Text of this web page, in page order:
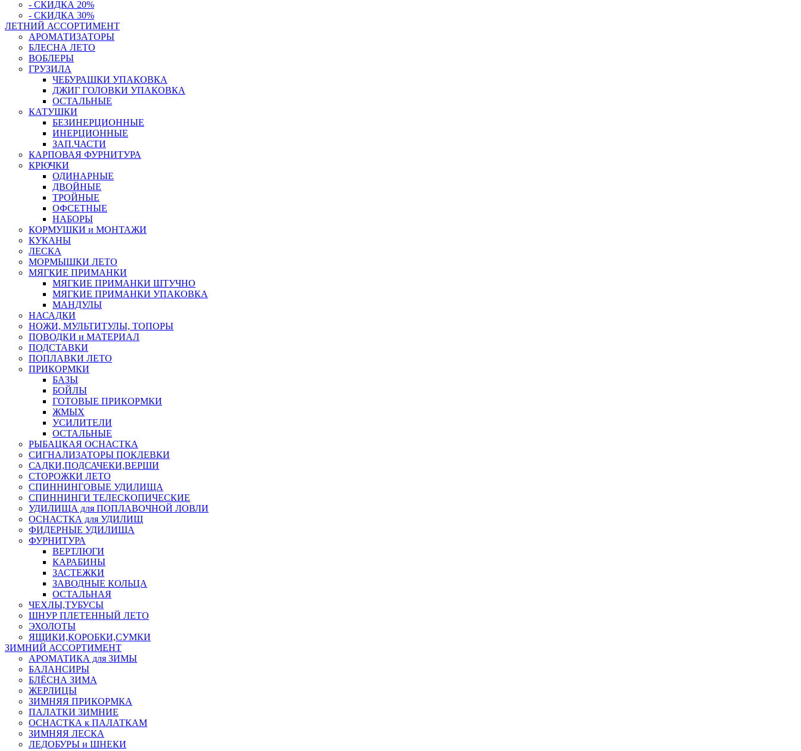
- СКИДКА 20%
- СКИДКА 30%
ЛЕТНИЙ АССОРТИМЕНТ
АРОМАТИЗАТОРЫ
БЛЕСНА ЛЕТО
ВОБЛЕРЫ
ГРУЗИЛА
ЧЕБУРАШКИ УПАКОВКА
ДЖИГ ГОЛОВКИ УПАКОВКА
ОСТАЛЬНЫЕ
КАТУШКИ
БЕЗИНЕРЦИОННЫЕ
ИНЕРЦИОННЫЕ
ЗАП.ЧАСТИ
КАРПОВАЯ ФУРНИТУРА
КРЮЧКИ
ОДИНАРНЫЕ
ДВОЙНЫЕ
ТРОЙНЫЕ
ОФСЕТНЫЕ
НАБОРЫ
КОРМУШКИ и МОНТАЖИ
КУКАНЫ
ЛЕСКА
МОРМЫШКИ ЛЕТО
МЯГКИЕ ПРИМАНКИ
МЯГКИЕ ПРИМАНКИ ШТУЧНО
МЯГКИЕ ПРИМАНКИ УПАКОВКА
МАНДУЛЫ
НАСАДКИ
НОЖИ, МУЛЬТИТУЛЫ, ТОПОРЫ
ПОВОДКИ и МАТЕРИАЛ
ПОДСТАВКИ
ПОПЛАВКИ ЛЕТО
ПРИКОРМКИ
БАЗЫ
БОЙЛЫ
ГОТОВЫЕ ПРИКОРМКИ
ЖМЫХ
УСИЛИТЕЛИ
ОСТАЛЬНЫЕ
РЫБАЦКАЯ ОСНАСТКА
СИГНАЛИЗАТОРЫ ПОКЛЕВКИ
САДКИ,ПОДСАЧЕКИ,ВЕРШИ
СТОРОЖКИ ЛЕТО
СПИННИНГОВЫЕ УДИЛИЩА
СПИННИНГИ ТЕЛЕСКОПИЧЕСКИЕ
УДИЛИЩА для ПОПЛАВОЧНОЙ ЛОВЛИ
ОСНАСТКА для УДИЛИЩ
ФИДЕРНЫЕ УДИЛИЩА
ФУРНИТУРА
ВЕРТЛЮГИ
КАРАБИНЫ
ЗАСТЕЖКИ
ЗАВОДНЫЕ КОЛЬЦА
ОСТАЛЬНАЯ
ЧЕХЛЫ,ТУБУСЫ
ШНУР ПЛЕТЕННЫЙ ЛЕТО
ЭХОЛОТЫ
ЯЩИКИ,КОРОБКИ,СУМКИ
ЗИМНИЙ АССОРТИМЕНТ
АРОМАТИКА для ЗИМЫ
БАЛАНСИРЫ
БЛЁСНА ЗИМА
ЖЕРЛИЦЫ
ЗИМНЯЯ ПРИКОРМКА
ПАЛАТКИ ЗИМНИЕ
ОСНАСТКА к ПАЛАТКАМ
ЗИМНЯЯ ЛЕСКА
ЛЕДОБУРЫ и ШНЕКИ